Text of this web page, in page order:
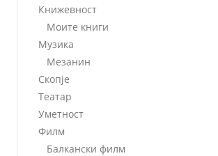
Книжевност
Моите книги
Музика
Мезанин
Скопје
Театар
Уметност
Филм
Балкански филм